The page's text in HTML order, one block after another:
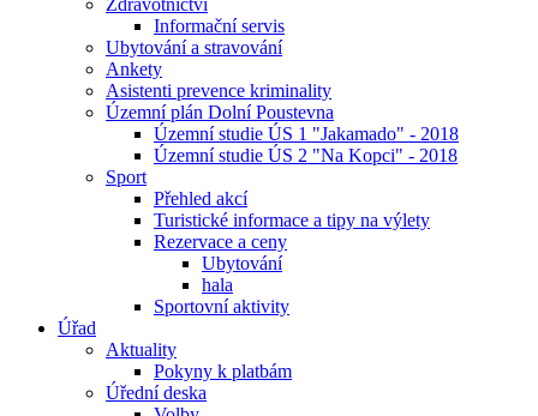
Zdravotnictví
Informační servis
Ubytování a stravování
Ankety
Asistenti prevence kriminality
Územní plán Dolní Poustevna
Územní studie ÚS 1 "Jakamado" - 2018
Územní studie ÚS 2 "Na Kopci" - 2018
Sport
Přehled akcí
Turistické informace a tipy na výlety
Rezervace a ceny
Ubytování
hala
Sportovní aktivity
Úřad
Aktuality
Pokyny k platbám
Úřední deska